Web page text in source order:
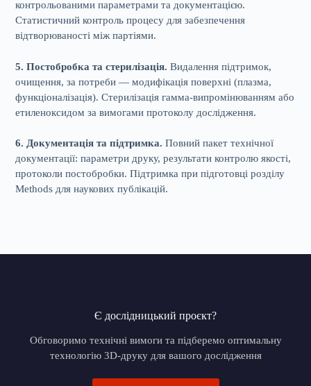
контрольованими параметрами та документацією.
Статистичний контроль процесу для забезпечення
відтворюваності між партіями.
5. Постобробка та стерилізація. Видалення підтримок,
очищення, за потреби — модифікація поверхні (плазма,
функціоналізація). Стерилізація гамма-випромінюванням або
етиленоксидом за вимогами протоколу дослідження.
6. Документація та підтримка. Повний пакет технічної
документації: параметри друку, результати контролю якості,
протоколи постобробки. Підтримка при підготовці розділу
Methods для наукових публікацій.
Є дослідницький проєкт?
Обговоримо технічні вимоги та підберемо оптимальну
технологію 3D-друку для вашого дослідження